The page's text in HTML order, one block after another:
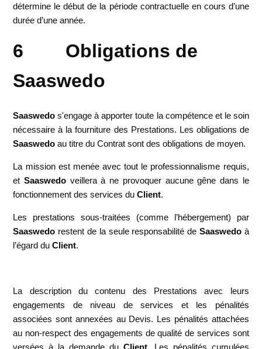
détermine le début de la période contractuelle en cours d’une
durée d’une année.
6 Obligations de
Saaswedo
Saaswedo s'engage à apporter toute la compétence et le soin
nécessaire à la fourniture des Prestations. Les obligations de
Saaswedo au titre du Contrat sont des obligations de moyen.
La mission est menée avec tout le professionnalisme requis,
etSaaswedo veillera à ne provoquer aucune gêne dans le
fonctionnement des services duClient.
Les prestations sous-traitées (comme l’hébergement) par
Saaswedo restent de la seule responsabilité de Saaswedoà
l’égard duClient.
La description du contenu des Prestations avec leurs
engagements de niveau de services et les pénalités
associées sont annexées au Devis. Les pénalités attachées
au non-respect des engagements de qualité de services sont
versées à la demande du Client. Les pénalités cumulées